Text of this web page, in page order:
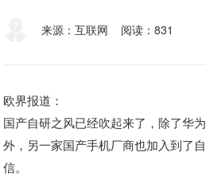
来源：互联网 阅读：831
欧界报道：
国产自研之风已经吹起来了，除了华
外，另一家国产手机厂商也加入到了
信。